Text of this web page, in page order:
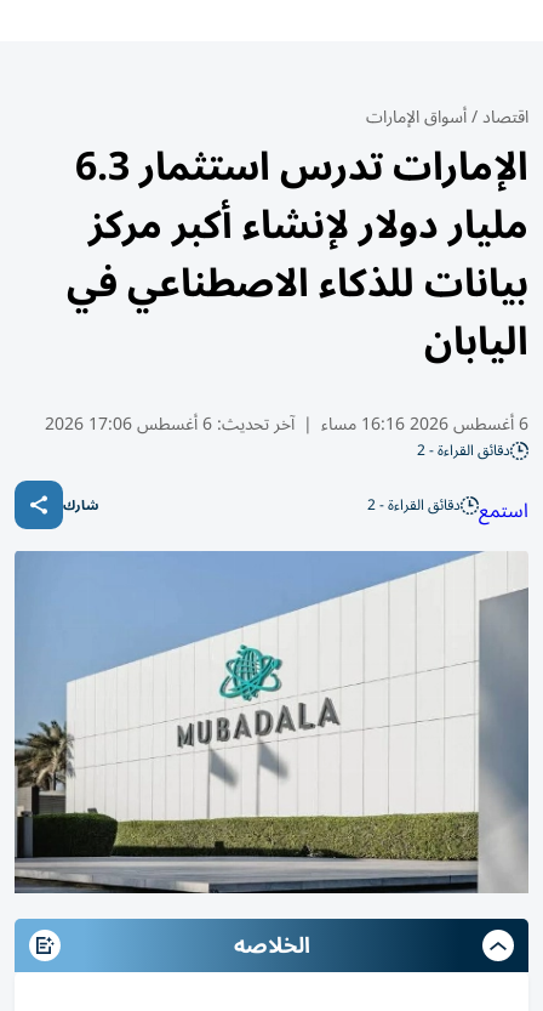
اقتصاد/أسواق الإمارات
الإمارات تدرس استثمار 6.3
مليار دولار لإنشاء أكبر مركز
بيانات للذكاء الاصطناعي في
اليابان
6 أغسطس 2026 16:16 مساء | آخر تحديث:6 أغسطس 17:06 2026
دقائق القراءة - 2
استمع دقائق القراءة - 2 شارك
الخلاصه